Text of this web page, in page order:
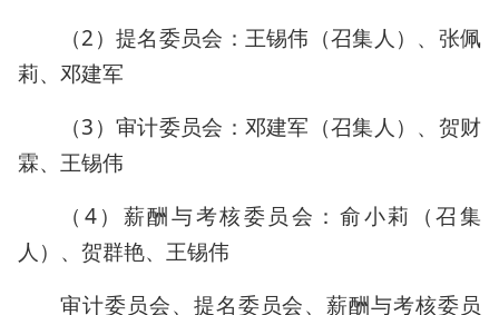
（2）提名委员会：王锡伟（召集人）、张佩
莉、邓建军
（3）审计委员会：邓建军（召集人）、贺财
霖、王锡伟
（4）薪酬与考核委员会：俞小莉（召集
人）、贺群艳、王锡伟
审计委员会、提名委员会、薪酬与考核委员